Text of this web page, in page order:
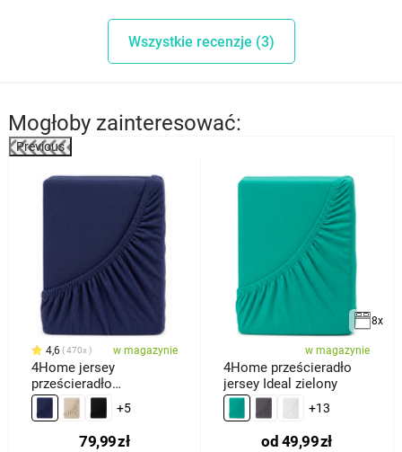
Wszystkie recenzje (3)
Mogłoby zainteresować:
Previous
4,6 470x w magazynie
4Home jersey
prześcieradło
ciemnoniebieski, 180 x
200 cm
+5
79,99zł
8x
w magazynie
4Home prześcieradło
jersey Ideal zielony
+13
od 49,99zł